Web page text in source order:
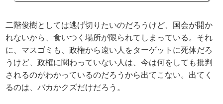
二階俊樹としては逃げ切りたいのだろうけど、国会が開か
れないから、食いつく場所が限られてしまっている。それ
に、マスゴミも、政権から遠い人をターゲットに死体だろ
うけど、政権に関わっていない人は、今は何をしても批判
されるのがわかっているのだろうから出てこない。出てく
るのは、バカかクズだけだろう。